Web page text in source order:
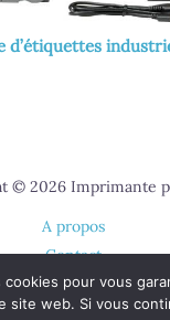
d’étiquettes
© 2026 Imprimante
A propos
Contact
Plan du site
Mentions légales
pour vous
site web. Si vous